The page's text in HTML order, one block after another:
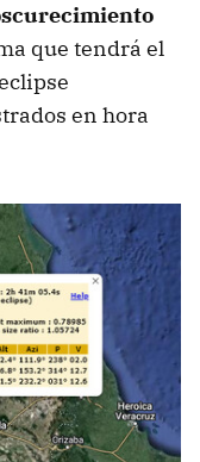
que tendrá el
en hora